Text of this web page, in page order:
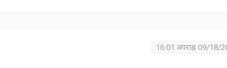
16:01 अपराह्न 09/18/